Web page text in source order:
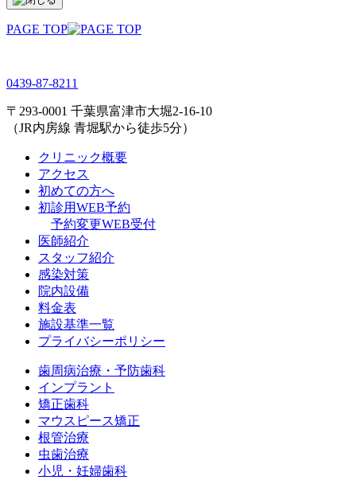
PAGE TOP
0439-87-8211
〒293-0001 千葉県富津市大堀2-16-10
（JR内房線 青堀駅から徒歩5分）
クリニック概要
アクセス
初めての方へ
初診用WEB予約
予約変更WEB受付
医師紹介
スタッフ紹介
感染対策
院内設備
料金表
施設基準一覧
プライバシーポリシー
歯周病治療・予防歯科
インプラント
矯正歯科
マウスピース矯正
根管治療
虫歯治療
小児・妊婦歯科